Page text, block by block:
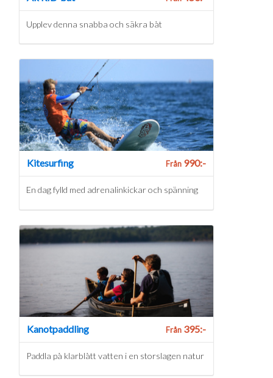
Upplev denna snabba och säkra båt
Kitesurfing Från990:-
En dag fylld med adrenalinkickar och spänning
Kanotpaddling Från395:-
Paddla på klarblått vatten i en storslagen natur